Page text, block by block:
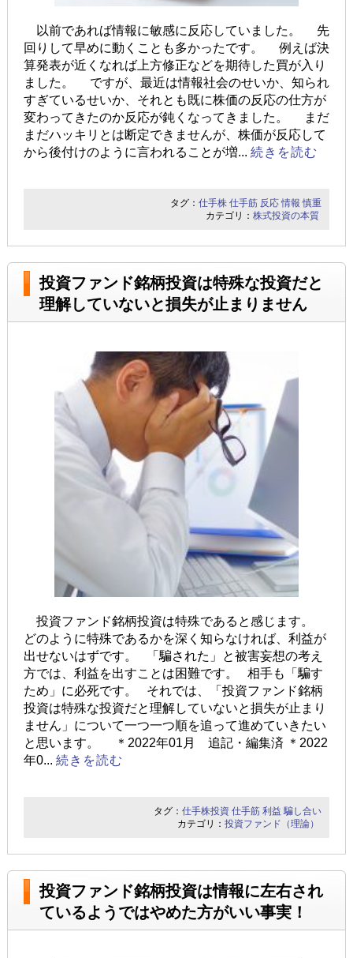
以前であれば情報に敏感に反応していました。 先
回りして早めに動くことも多かったです。 例えば決
算発表が近くなれば上方修正などを期待した買が入り
ました。 ですが、最近は情報社会のせいか、知られ
すぎているせいか、それとも既に株価の反応の仕方が
変わってきたのか反応が鈍くなってきました。 まだ
まだハッキリとは断定できませんが、株価が反応して
から後付けのように言われることが増... 続きを読む
タグ：仕手株 仕手筋 反応 情報 慎重
カテゴリ：株式投資の本質
投資ファンド銘柄投資は特殊な投資だと
理解していないと損失が止まりません
投資ファンド銘柄投資は特殊であると感じます。
どのように特殊であるかを深く知らなければ、利益が
出せないはずです。 「騙された」と被害妄想の考え
方では、利益を出すことは困難です。 相手も「騙す
ため」に必死です。 それでは、「投資ファンド銘柄
投資は特殊な投資だと理解していないと損失が止まり
ません」について一つ一つ順を追って進めていきたい
と思います。 ＊2022年01月 追記・編集済 ＊2022
年0... 続きを読む
タグ：仕手株投資 仕手筋 利益 騙し合い
カテゴリ：投資ファンド（理論）
投資ファンド銘柄投資は情報に左右され
ているようではやめた方がいい事実！